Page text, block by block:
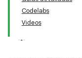
Codelabs
Videos